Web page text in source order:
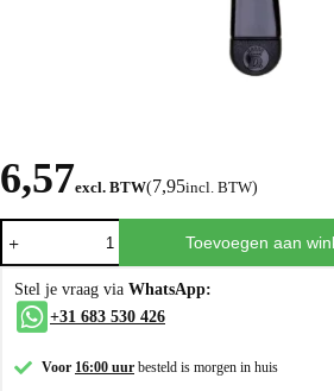
6,57excl. BTW(7,95incl. BTW)
Toevoegen aan
Stel je vraag via WhatsApp:
+31 683 530 426
Voor 16:00 uur besteld is morgen in huis